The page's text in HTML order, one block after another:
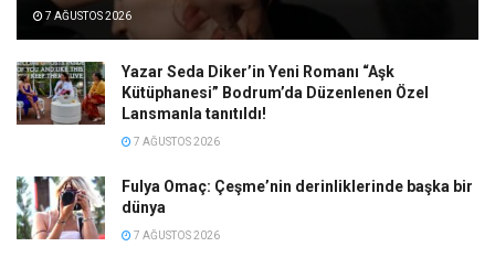
7 AĞUSTOS 2026
Yazar Seda Diker’in Yeni Romanı “Aşk
Kütüphanesi” Bodrum’da Düzenlenen Özel
Lansmanla tanıtıldı!
7 AĞUSTOS 2026
Fulya Omaç: Çeşme’nin derinliklerinde başka bir
dünya
7 AĞUSTOS 2026